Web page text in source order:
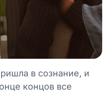
в сознание, и
концов все